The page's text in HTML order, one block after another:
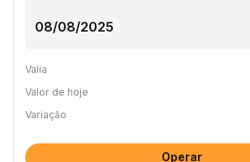
Valia
Valor de hoje
Variação
Operar